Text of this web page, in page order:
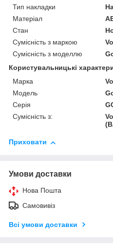
Тип накладки
Матеріал
Стан
Сумісність з маркою
Сумісність з моделлю
Користувальницькі
Марка
Модель
Серія
Сумісність з:
Приховати
Умови доставки
Нова Пошта
Самовивіз
Всі умови доставки